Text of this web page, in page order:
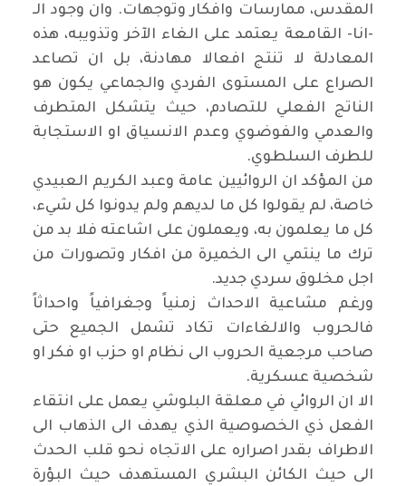
المقدس، ممارسات وافكار وتوجهات. وان وجود الـ
-انا- القامعة يعتمد على الغاء الآخر وتذويبه، هذه
المعادلة لا تنتج افعالا مهادنة، بل ان تصاعد
الصراع على المستوى الفردي والجماعي يكون هو
الناتج الفعلي للتصادم، حيث يتشكل المتطرف
والعدمي والفوضوي وعدم الانسياق او الاستجابة
للطرف السلطوي.
من المؤكد ان الروائيين عامة وعبد الكريم العبيدي
خاصة، لم يقولوا كل ما لديهم ولم يدونوا كل شيء،
كل ما يعلمون به، ويعملون على اشاعته فلا بد من
ترك ما ينتمي الى الخميرة من افكار وتصورات من
اجل مخلوق سردي جديد.
ورغم مشاعية الاحداث زمنياً وجغرافياً واحداثاً
فالحروب والالغاءات تكاد تشمل الجميع حتى
صاحب مرجعية الحروب الى نظام او حزب او فكر او
شخصية عسكرية.
الا ان الروائي في معلقة البلوشي يعمل على انتقاء
الفعل ذي الخصوصية الذي يهدف الى الذهاب الى
الاطراف بقدر اصراره على الاتجاه نحو قلب الحدث
الى حيث الكائن البشري المستهدف حيث البؤرة